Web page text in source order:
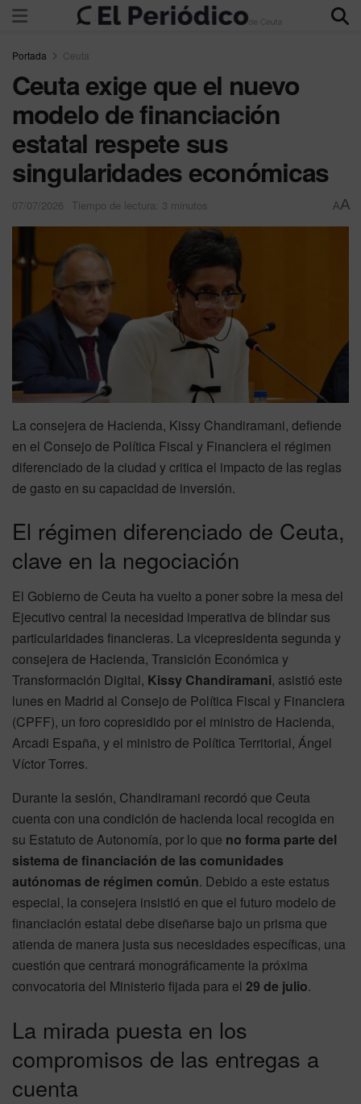
Portada Ceuta
Ceuta exige que el nuevo
modelo de financiación
estatal respete sus
singularidades económicas
07/07/2026 Tiempo de lectura: 3 minutos AA
La consejera de Hacienda, Kissy Chandiramani, defiende
en el Consejo de Política Fiscal y Financiera el régimen
diferenciado de la ciudad y critica el impacto de las reglas
de gasto en su capacidad de inversión.
El régimen diferenciado de Ceuta,
clave en la negociación
El Gobierno de Ceuta ha vuelto a poner sobre la mesa del
Ejecutivo central la necesidad imperativa de blindar sus
particularidades financieras. La vicepresidenta segunda y
consejera de Hacienda, Transición Económica y
Transformación Digital, Kissy Chandiramani, asistió este
lunes en Madrid al Consejo de Política Fiscal y Financiera
(CPFF), un foro copresidido por el ministro de Hacienda,
Arcadi España, y el ministro de Política Territorial, Ángel
Víctor Torres.
Durante la sesión, Chandiramani recordó que Ceuta
cuenta con una condición de hacienda local recogida en
su Estatuto de Autonomía, por lo que no forma parte del
sistema de financiación de las comunidades
autónomas de régimen común. Debido a este estatus
especial, la consejera insistió en que el futuro modelo de
financiación estatal debe diseñarse bajo un prisma que
atienda de manera justa sus necesidades específicas, una
cuestión que centrará monográficamente la próxima
convocatoria del Ministerio fijada para el 29 de julio.
La mirada puesta en los
compromisos de las entregas a
cuenta